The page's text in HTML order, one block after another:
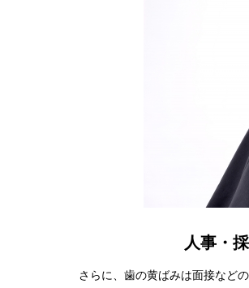
人事・
さらに、歯の黄ばみは面接など